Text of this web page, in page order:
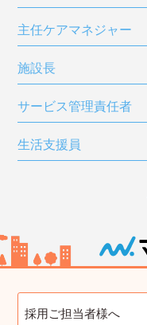
主任ケアマネジャー
施設長
サービス管理責任者
生活支援員
採用ご担当者様へ